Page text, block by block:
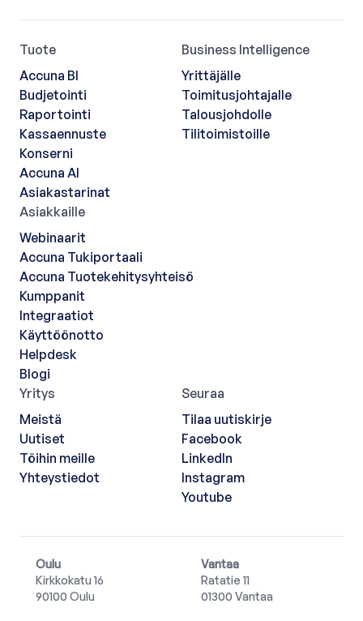
Tuote
Accuna BI
Budjetointi
Raportointi
Kassaennuste
Konserni
Accuna AI
Asiakastarinat
Business Intelligence
Yrittäjälle
Toimitusjohtajalle
Talousjohdolle
Tilitoimistoille
Asiakkaille
Webinaarit
Accuna Tukiportaali
Accuna Tuotekehitysyhteisö
Kumppanit
Integraatiot
Käyttöönotto
Helpdesk
Blogi
Yritys
Meistä
Uutiset
Töihin meille
Yhteystiedot
Seuraa
Tilaa uutiskirje
Facebook
LinkedIn
Instagram
Youtube
Oulu
Kirkkokatu 16
90100 Oulu
Vantaa
Ratatie 11
01300 Vantaa